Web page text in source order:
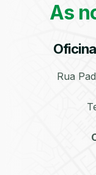
As
Rua
Bate-